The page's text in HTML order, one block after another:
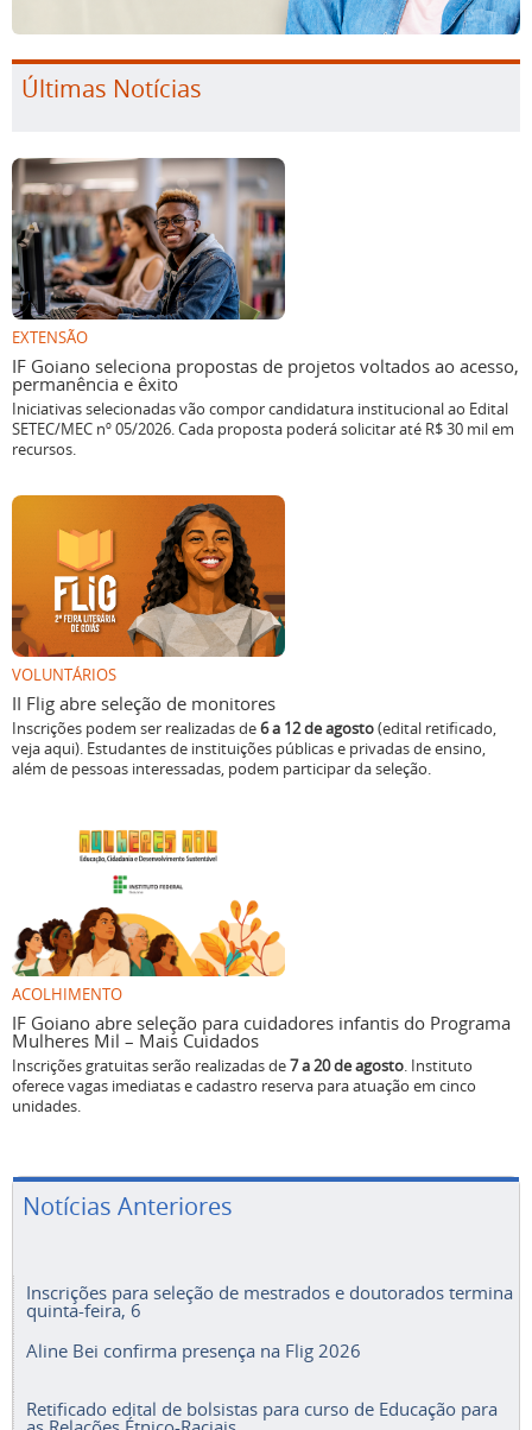
Últimas Notícias
EXTENSÃO
IF Goiano seleciona propostas de projetos voltados ao acesso,
permanência e êxito
Iniciativas selecionadas vão compor candidatura institucional ao Edital
SETEC/MEC nº 05/2026. Cada proposta poderá solicitar até R$ 30 mil em
recursos.
VOLUNTÁRIOS
II Flig abre seleção de monitores
Inscrições podem ser realizadas de6 a 12 de agosto(edital retificado,
veja aqui). Estudantes de instituições públicas e privadas de ensino,
além de pessoas interessadas, podem participar da seleção.
ACOLHIMENTO
IF Goiano abre seleção para cuidadores infantis do Programa
Mulheres Mil – Mais Cuidados
Inscrições gratuitas serão realizadas de7 a 20 de agosto. Instituto
oferece vagas imediatas e cadastro reserva para atuação em cinco
unidades.
Notícias Anteriores
Inscrições para seleção de mestrados e doutorados termina
quinta-feira, 6
Aline Bei confirma presença na Flig 2026
Retificado edital de bolsistas para curso de Educação para